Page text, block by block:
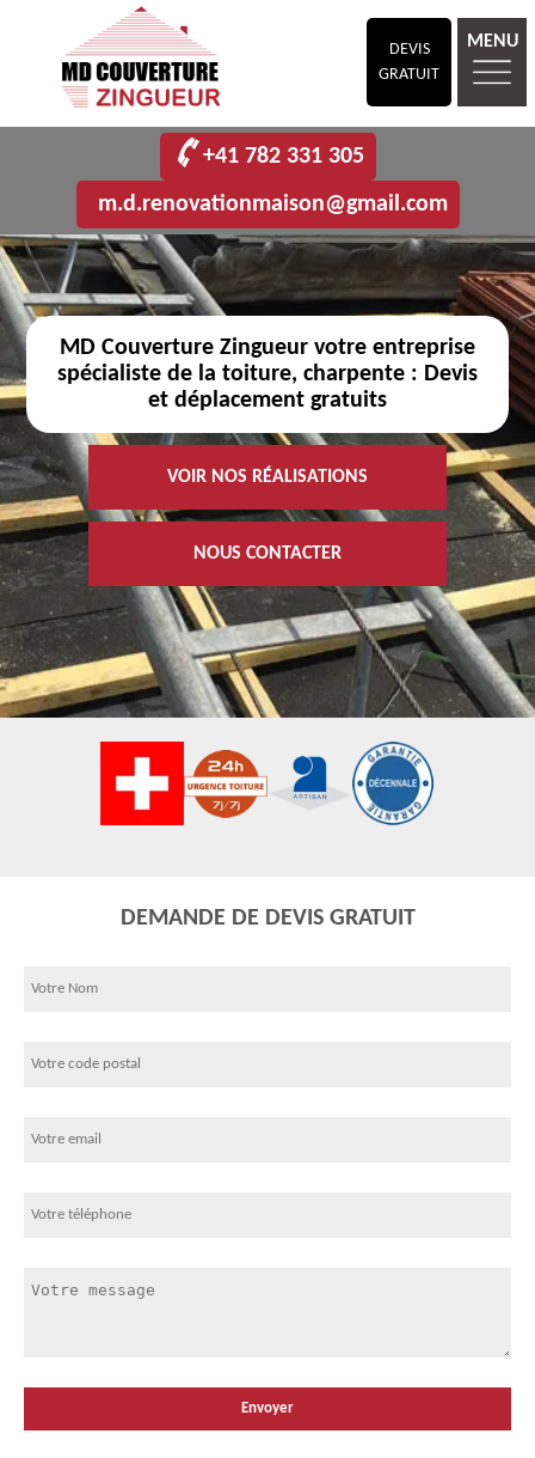
DEVIS
GRATUIT
MENU
+41 782 331 305
m.d.renovationmaison@gmail.com
MD Couverture Zingueur votre entreprise
spécialiste de la toiture, charpente : Devis
et déplacement gratuits
VOIR NOS RÉALISATIONS
NOUS CONTACTER
DEMANDE DE DEVIS GRATUIT